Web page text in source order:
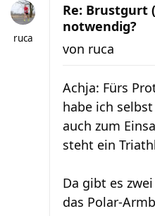
ruca
Re: Brustgurt
notwendig?
von ruca
Achja: Fürs
habe ich
auch zum
steht ein
Da gibt es
das Polar-